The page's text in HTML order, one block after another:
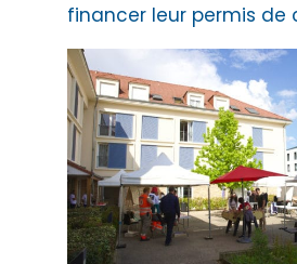
financer leur permis de